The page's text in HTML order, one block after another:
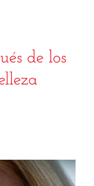
de los